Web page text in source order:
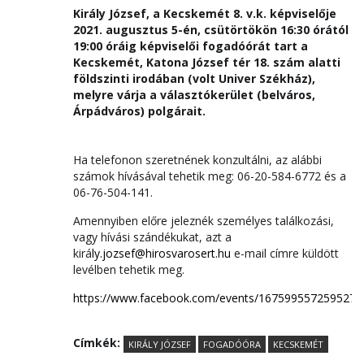
Király József, a Kecskemét 8. v.k. képviselője
2021. augusztus 5-én, csütörtökön 16:30 órától
19:00 óráig képviselői fogadóórát tart a
Kecskemét, Katona József tér 18. szám alatti
földszinti irodában (volt Univer Székház),
melyre várja a választókerület (belváros,
Árpádváros) polgárait.
Ha telefonon szeretnének konzultálni, az alábbi
számok hívásával tehetik meg: 06-20-584-6772 és a
06-76-504-141.
Amennyiben előre jeleznék személyes találkozási,
vagy hívási szándékukat, azt a
király.jozsef@hirosvarosert.hu e-mail címre küldött
levélben tehetik meg.
https://www.facebook.com/events/1675995572595277
Címkék: KIRÁLY JÓZSEF FOGADÓÓRA KECSKEMÉT